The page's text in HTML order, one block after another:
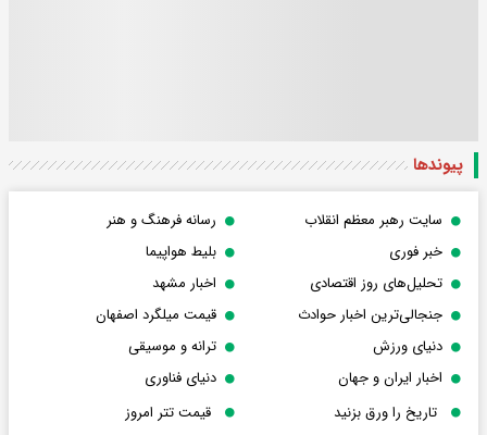
پیوندها
سایت رهبر معظم انقلاب
رسانه فرهنگ و هنر
خبر فوری
بلیط هواپیما
تحلیل‌های روز اقتصادی
اخبار مشهد
جنجالی‌ترین اخبار حوادث
قیمت میلگرد اصفهان
دنیای ورزش
ترانه و موسیقی
اخبار ایران و جهان
دنیای فناوری
تاریخ را ورق بزنید
قیمت تتر امروز